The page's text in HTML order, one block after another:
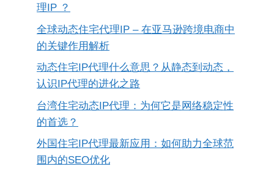
理IP ？
全球动态住宅代理IP – 在亚马逊跨境电商中
的关键作用解析
动态住宅IP代理什么意思？从静态到动态，
认识IP代理的进化之路
台湾住宅动态IP代理：为何它是网络稳定性
的首选？
外国住宅IP代理最新应用：如何助力全球范
围内的SEO优化